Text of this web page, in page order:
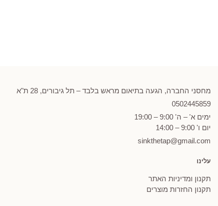
מחסני החברה, הגעה בתיאום מראש בלבד – תל גיבורים, 28 ת"א
0502445859
ימים א' – ה' 9:00 – 19:00
יום ו' 9:00 – 14:00
sinkthetap@gmail.com
עלינו
תקנון ומדיניות האתר
תקנון החזרות מוצרים